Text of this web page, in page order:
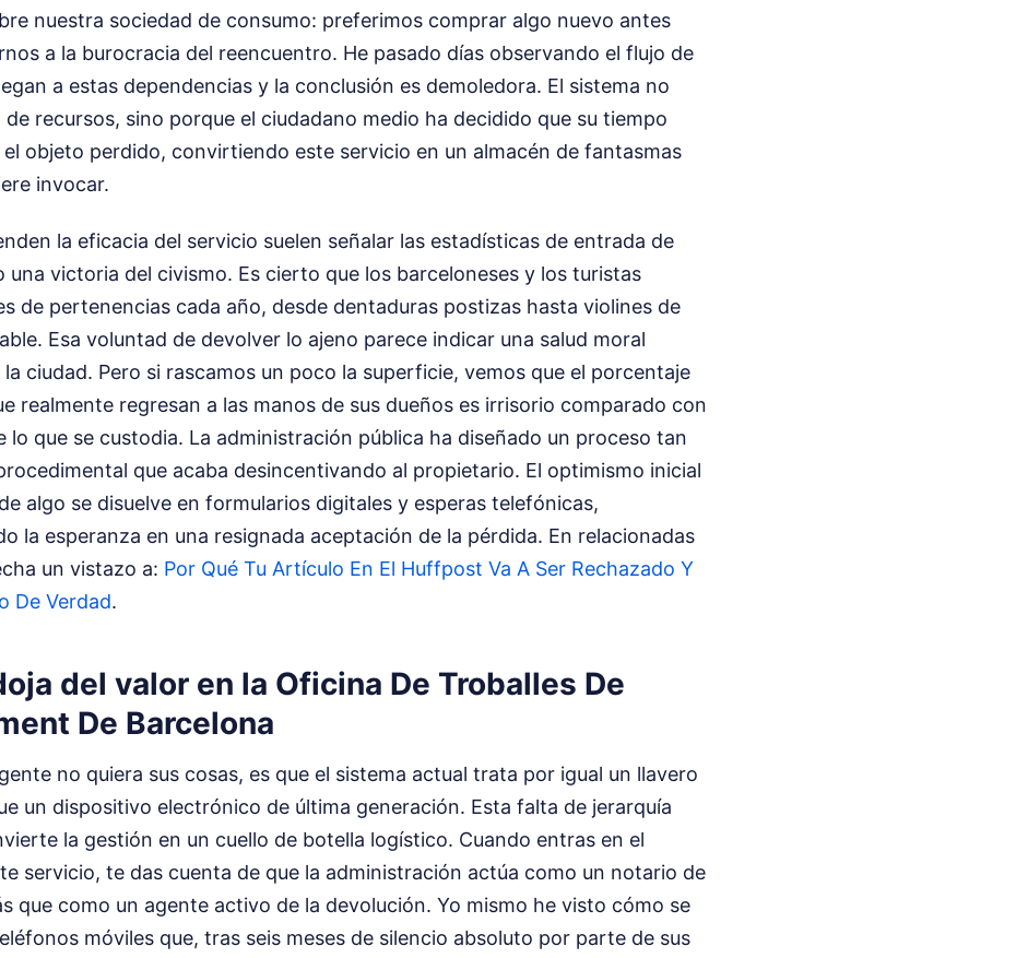
nuestra sociedad de consumo: preferimos comprar algo nuevo antes
a la burocracia del reencuentro. He pasado días observando el flujo de
a estas dependencias y la conclusión es demoledora. El sistema no
recursos, sino porque el ciudadano medio ha decidido que su tiempo
el objeto perdido, convirtiendo este servicio en un almacén de fantasmas
invocar.
la eficacia del servicio suelen señalar las estadísticas de entrada de
una victoria del civismo. Es cierto que los barceloneses y los turistas
de pertenencias cada año, desde dentaduras postizas hasta violines de
Esa voluntad de devolver lo ajeno parece indicar una salud moral
la ciudad. Pero si rascamos un poco la superficie, vemos que el porcentaje
realmente regresan a las manos de sus dueños es irrisorio comparado con
lo que se custodia. La administración pública ha diseñado un proceso tan
que acaba desincentivando al propietario. El optimismo inicial
algo se disuelve en formularios digitales y esperas telefónicas,
la esperanza en una resignada aceptación de la pérdida. En relacionadas
un vistazo a: Por Qué Tu Artículo En El Huffpost Va A Ser Rechazado Y
De Verdad.
del valor en la Oficina De Troballes De
De Barcelona
no quiera sus cosas, es que el sistema actual trata por igual un llavero
un dispositivo electrónico de última generación. Esta falta de jerarquía
la gestión en un cuello de botella logístico. Cuando entras en el
servicio, te das cuenta de que la administración actúa como un notario de
que como un agente activo de la devolución. Yo mismo he visto cómo se
móviles que, tras seis meses de silencio absoluto por parte de sus